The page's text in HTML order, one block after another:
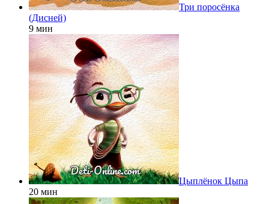
Три поросёнка
(Дисней)
9 мин
Цыплёнок Цыпа
20 мин